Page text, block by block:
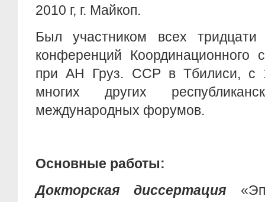
2010 г, г. Майкоп.
Был участником всех
конференций Координационного
при АН Груз. ССР в Тбилиси, с
многих других
международных форумов.
Основные работы:
Докторская диссертация